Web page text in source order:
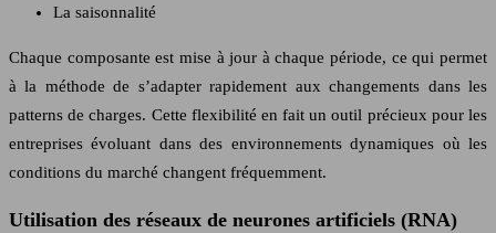
La saisonnalité
Chaque composante est mise à jour à chaque période, ce qui permet
à la méthode de s’adapter rapidement aux changements dans les
patterns de charges. Cette flexibilité en fait un outil précieux pour les
entreprises évoluant dans des environnements dynamiques où les
conditions du marché changent fréquemment.
Utilisation des réseaux de neurones artificiels (RNA)